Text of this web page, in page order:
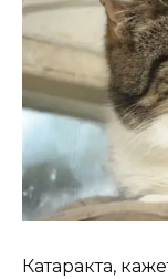
Катаракта,